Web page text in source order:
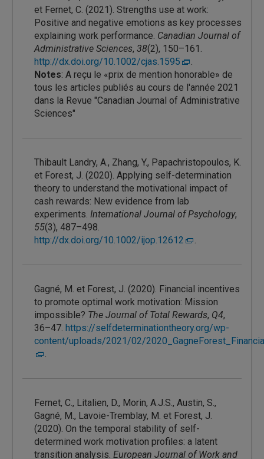
et Fernet, C. (2021). Strengths use at work:
Positive and negative emotions as key processes
explaining work performance. Canadian Journal of
Administrative Sciences, 38(2), 150–161.
http://dx.doi.org/10.1002/cjas.1595
.
Notes: A reçu le «prix de mention honorable» de
tous les articles publiés au cours de l'année 2021
dans la Revue "Canadian Journal of Administrative
Sciences"
Thibault Landry, A., Zhang, Y., Papachristopoulos, K.
et Forest, J. (2020). Applying self-determination
theory to understand the motivational impact of
cash rewards: New evidence from lab
experiments. International Journal of Psychology,
55(3), 487–498.
http://dx.doi.org/10.1002/ijop.12612
.
Gagné, M. et Forest, J. (2020). Financial incentives
to promote optimal work motivation: Mission
impossible? The Journal of Total Rewards, Q4,
36–47. https://selfdeterminationtheory.org/wp-
content/uploads/2021/02/
.
Fernet, C., Litalien, D., Morin, A.J.S., Austin, S.,
Gagné, M., Lavoie-Tremblay, M. et Forest, J.
(2020). On the temporal stability of self-
determined work motivation profiles: a latent
transition analysis. European Journal of Work and